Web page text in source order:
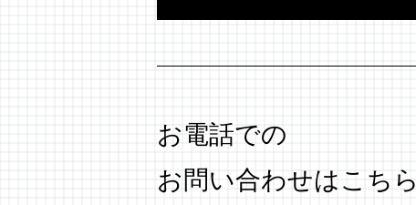
お電話での
お問い合わせはこちら